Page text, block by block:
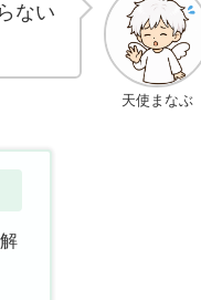
天使まなぶ
ない